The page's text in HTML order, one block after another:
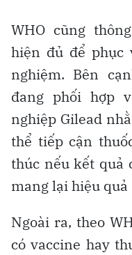
WHO cũng
hiện đủ để phục
nghiệm. Bên
đang phối hợp
nghiệp Gilead
thể tiếp cận
thúc nếu kết quả
mang lại hiệu
Ngoài ra, theo
có vaccine hay